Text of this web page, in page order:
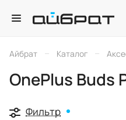
Айбрат – Каталог –
OnePlus Buds
Фильтр